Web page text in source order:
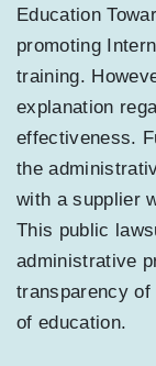
Education
promoting
training.
explanation
effectiveness.
the
with a supplier
This public
administrative
transparency
of education.